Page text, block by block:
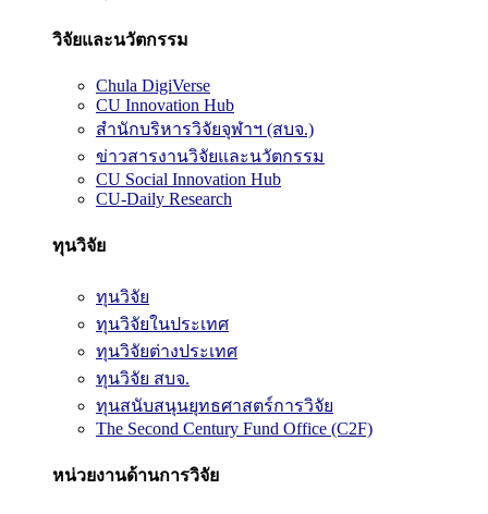
วิจัยและนวัตกรรม
Chula DigiVerse
CU Innovation Hub
สำนักบริหารวิจัยจุฬาฯ (สบจ.)
ข่าวสารงานวิจัยและนวัตกรรม
CU Social Innovation Hub
CU-Daily Research
ทุนวิจัย
ทุนวิจัย
ทุนวิจัยในประเทศ
ทุนวิจัยต่างประเทศ
ทุนวิจัย สบจ.
ทุนสนับสนุนยุทธศาสตร์การวิจัย
The Second Century Fund Office (C2F)
หน่วยงานด้านการวิจัย